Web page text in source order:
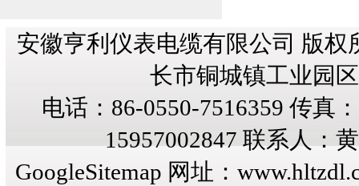
安徽亨利仪表电缆有限公司 版权
长市铜城镇工业园
电话：86-0550-7516359 传真
15957002847 联系人：
GoogleSitemap 网址：